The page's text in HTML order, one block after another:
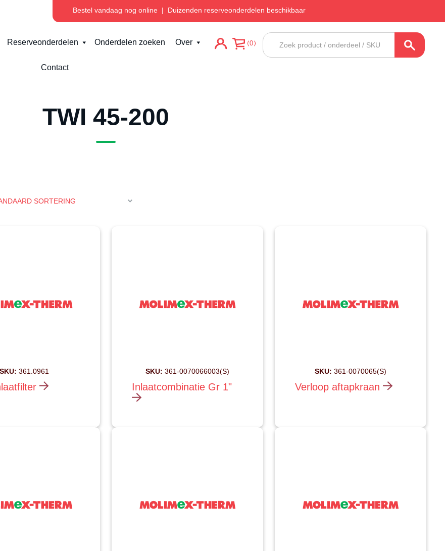
Bestel vandaag nog online | Duizenden reserveonderdelen beschikbaar
Reserveonderdelen Onderdelen zoeken Over
Contact
0
Producten
zoeken
TWI 45-200
SKU: 361.0961 SKU: 361-0070066003(S)
Inlaatcombinatie Gr 1"
SKU: 361-0070065(S)
Verloop aftapkraan